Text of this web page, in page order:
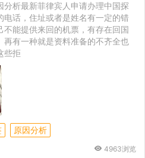
析最新菲律宾人申请办理中国探
电话，住址或者是姓名有一定的错
能提供来回的机票，有存在回国
有一种就是资料准备的不齐全也
些拒
原因分析
4963浏览